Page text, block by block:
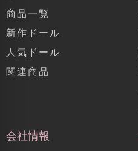
商品一覧
新作ドール
人気ドール
関連商品
会社情報